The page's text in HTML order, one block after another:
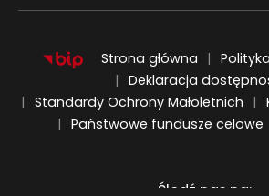
Strona główna
Deklaracja
Standardy Ochrony Małoletnich
Państwowe fundusze celowe
Śledź nas na: